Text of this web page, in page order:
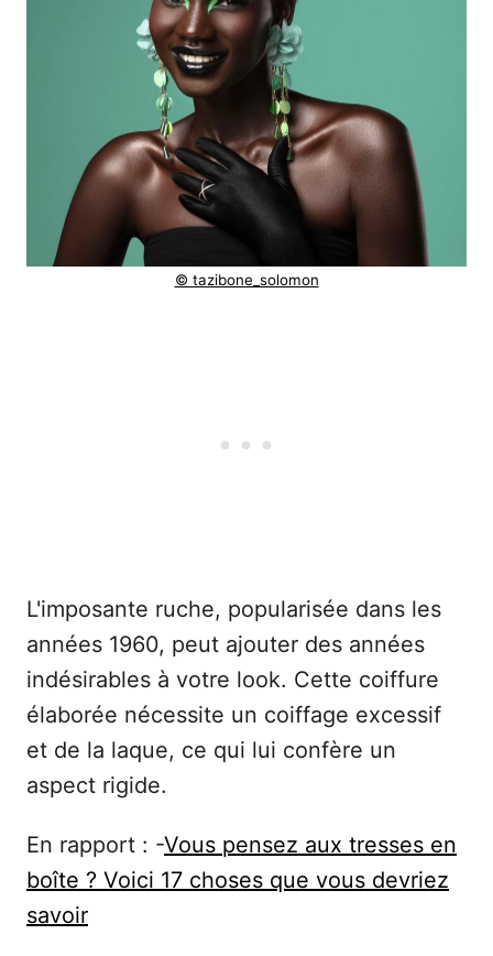
© tazibone_solomon
L'imposante ruche, popularisée dans les
années 1960, peut ajouter des années
indésirables à votre look. Cette coiffure
élaborée nécessite un coiffage excessif
et de la laque, ce qui lui confère un
aspect rigide.
En rapport : -Vous pensez aux tresses en
boîte ? Voici 17 choses que vous devriez
savoir